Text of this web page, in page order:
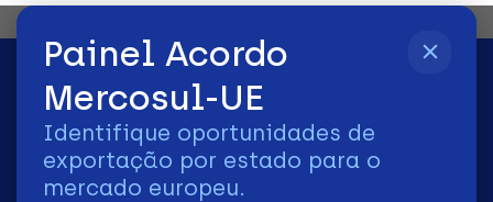
Painel Acordo
Mercosul-UE
Identifique oportunidades de
exportação por estado para o
mercado europeu.
2026 | © Todos os Direitos Reservados - ApexBrasil